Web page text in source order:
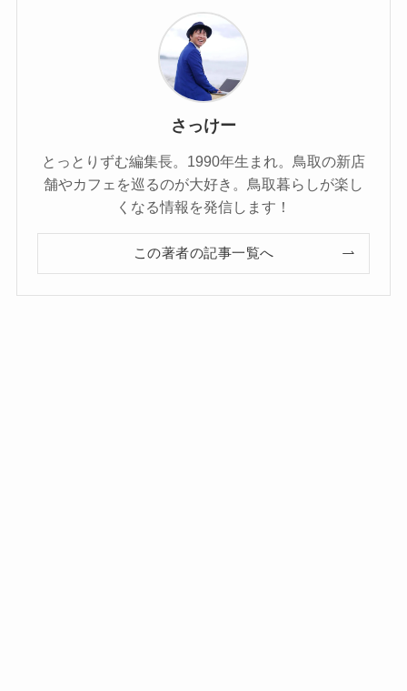
さっけー
とっとりずむ編集長。1990年生まれ。鳥取の新店
舗やカフェを巡るのが大好き。鳥取暮らしが楽し
くなる情報を発信します！
この著者の記事一覧へ